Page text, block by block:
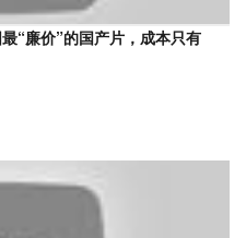
“廉价”的国产片，成本只有